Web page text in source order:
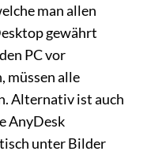
man allen
gewährt
PC vor
müssen alle
Alternativ ist auch
AnyDesk
unter Bilder